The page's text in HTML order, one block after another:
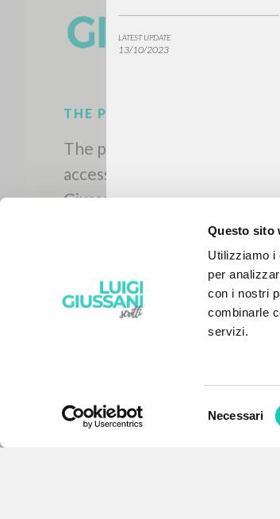
Questo sito
Utilizziamo i
per
con i nostri
combinarle
servizi.
Necessari
LATEST UPDATE
13/10/2023
TYPE OF
THE PROJECT